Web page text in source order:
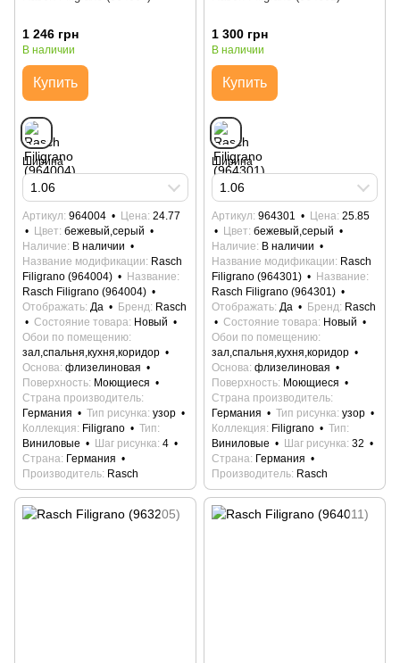
1 246 грн
В наличии
Купить
Ширина
1.06
Артикул 964004 Цена 24.77
Цвет бежевый,серый
Наличие В наличии
Название модификации Rasch
Filigrano (964004)
Название
Rasch Filigrano (964004)
Отображать Да Бренд Rasch
Состояние товара Новый
Обои по помещению
зал,спальня,кухня,коридор
Основа флизелиновая
Поверхность Моющиеся
Страна производитель
Германия
Тип рисунка узор
Коллекция Filigrano
Тип
Виниловые
Шаг рисунка 4
Страна Германия
Производитель Rasch
1 300 грн
В наличии
Купить
Ширина
1.06
Артикул 964301 Цена 25.85
Цвет бежевый,серый
Наличие В наличии
Название модификации Rasch
Filigrano (964301)
Название
Rasch Filigrano (964301)
Отображать Да Бренд Rasch
Состояние товара Новый
Обои по помещению
зал,спальня,кухня,коридор
Основа флизелиновая
Поверхность Моющиеся
Страна производитель
Германия
Тип рисунка узор
Коллекция Filigrano
Тип
Виниловые
Шаг рисунка 32
Страна Германия
Производитель Rasch